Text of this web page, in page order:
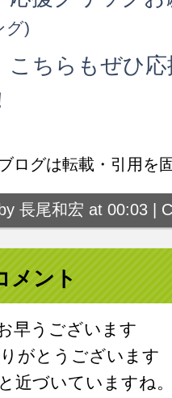
グ)
ちらもぜひ応
ログは転載・引用を
長尾和宏 at 00:03 |
メント
早うございます
がとうございます
近づいていますね